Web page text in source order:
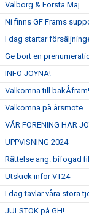
Valborg & Första Maj
Ni finns GF Frams
I dag startar
Ge bort en
INFO JOYNA!
Välkomna till bakÅfram!
Välkomna på årsmöte
VÅR FÖRENING HAR
UPPVISNING 2024
Rättelse ang. bifogad
Utskick inför VT24
I dag tävlar våra stora
JULSTÖK på GH!